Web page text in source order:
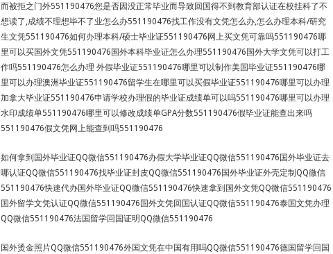
而被拒之门外551190476您是否因没正常毕业而导致回国得不到教育部认证在校挂科了不
想读了,成绩不理想毕不了业怎么办551190476找工作没有文凭怎么办,怎么办理本科/研究
生文凭551190476如何办理本科/硕士毕业证551190476网上买文凭可靠吗551190476哪
里可以买国外文凭551190476国外本科毕业证怎么办理551190476国外大学文凭可以打工
作吗551190476怎么办理 外假毕业证551190476哪里可以制作美国毕业证551190476哪
里可以办理澳洲毕业证551190476留学生在哪里可以买假毕业证551190476哪里可以办理
加拿大毕业证551190476申请学校办理假的毕业证成绩单可以吗551190476哪里可以办理
水印成绩单551190476哪里可以修改成绩单GPA分数551190476假毕业证能查出来吗
551190476假文凭网上能查到吗551190476
如何拿到国外毕业证QQ微信551190476办假大学毕业证QQ微信551190476国外毕业证去
哪认证QQ微信551190476找毕业证封皮QQ微信551190476国外毕业证外壳定制QQ微信
551190476快速代办国外毕业证QQ微信551190476快速拿到国外文凭QQ微信551190476
国外留学文凭认证QQ微信551190476国外文凭回国认证QQ微信551190476泰国文凭办理
QQ微信551190476法国留学回国证明QQ微信551190476
国外烫金照片QQ微信551190476外国文凭在中国有用吗QQ微信551190476德国留学回国